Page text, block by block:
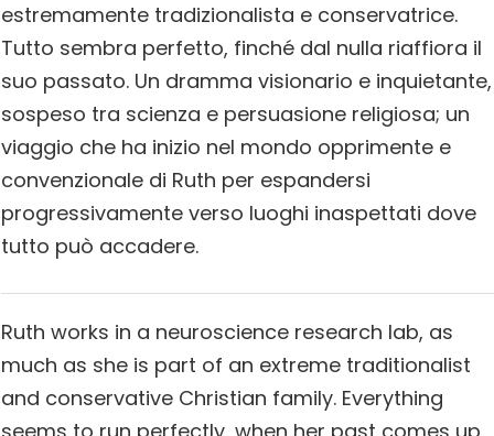
estremamente tradizionalista e conservatrice.
Tutto sembra perfetto, finché dal nulla riaffiora il
suo passato. Un dramma visionario e inquietante,
sospeso tra scienza e persuasione religiosa; un
viaggio che ha inizio nel mondo opprimente e
convenzionale di Ruth per espandersi
progressivamente verso luoghi inaspettati dove
tutto può accadere.
Ruth works in a neuroscience research lab, as
much as she is part of an extreme traditionalist
and conservative Christian family. Everything